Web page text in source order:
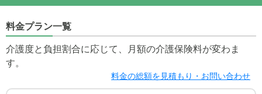
料金プラン一覧
介護度と負担割合に応じて、月額の介護保険料が変わま
す。
料金の総額を見積もり・お問い合わせ